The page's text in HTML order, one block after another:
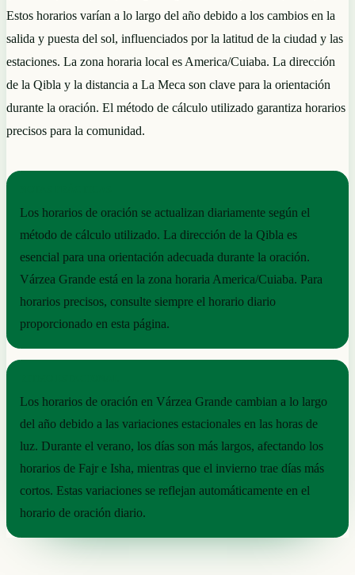
Estos horarios varían a lo largo del año debido a los cambios en la
salida y puesta del sol, influenciados por la latitud de la ciudad y las
estaciones. La zona horaria local es America/Cuiaba. La dirección
de la Qibla y la distancia a La Meca son clave para la orientación
durante la oración. El método de cálculo utilizado garantiza horarios
precisos para la comunidad.
Los horarios de oración se actualizan diariamente según el
método de cálculo utilizado. La dirección de la Qibla es
esencial para una orientación adecuada durante la oración.
Várzea Grande está en la zona horaria America/Cuiaba. Para
horarios precisos, consulte siempre el horario diario
proporcionado en esta página.
Los horarios de oración en Várzea Grande cambian a lo largo
del año debido a las variaciones estacionales en las horas de
luz. Durante el verano, los días son más largos, afectando los
horarios de Fajr e Isha, mientras que el invierno trae días más
cortos. Estas variaciones se reflejan automáticamente en el
horario de oración diario.